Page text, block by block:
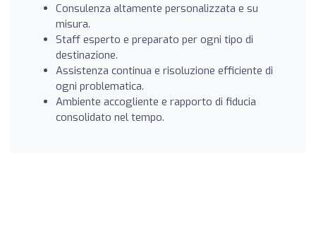
Consulenza altamente personalizzata e su
misura.
Staff esperto e preparato per ogni tipo di
destinazione.
Assistenza continua e risoluzione efficiente di
ogni problematica.
Ambiente accogliente e rapporto di fiducia
consolidato nel tempo.